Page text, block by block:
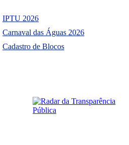
IPTU 2026
Carnaval das Águas 2026
Cadastro de Blocos